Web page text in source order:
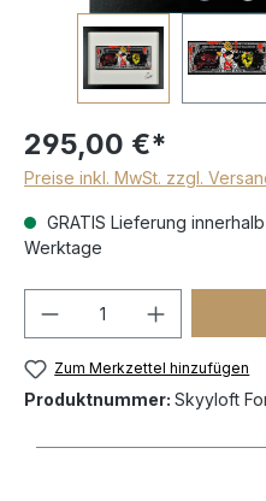
295,00 €*
Preise inkl. MwSt. zzgl.
GRATIS Lieferung
Werktage
Zum Merkzettel hinzufügen
Produktnummer: Skyyloft